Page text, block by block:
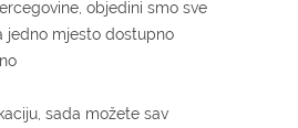
objedini smo sve
jedno mjesto dostupno
sada možete sav